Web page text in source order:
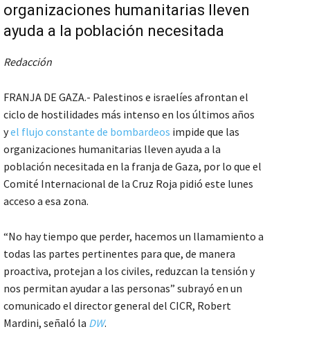
organizaciones humanitarias lleven
ayuda a la población necesitada
Redacción
FRANJA DE GAZA.- Palestinos e israelíes afrontan el
ciclo de hostilidades más intenso en los últimos años
yel flujo constante de bombardeos impide que las
organizaciones humanitarias lleven ayuda a la
población necesitada en la franja de Gaza, por lo que el
Comité Internacional de la Cruz Roja pidió este lunes
acceso a esa zona.
“No hay tiempo que perder, hacemos un llamamiento a
todas las partes pertinentes para que, de manera
proactiva, protejan a los civiles, reduzcan la tensión y
nos permitan ayudar a las personas” subrayó en un
comunicado el director general del CICR, Robert
Mardini, señaló la DW.